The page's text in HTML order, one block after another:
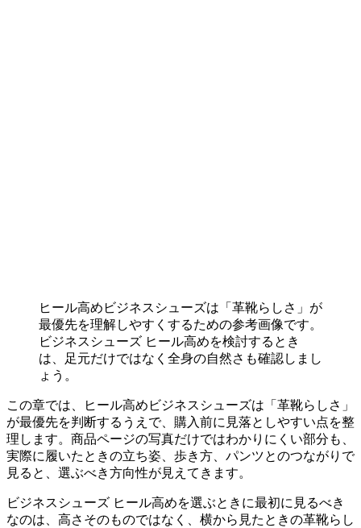
ヒール高めビジネスシューズは「革靴らしさ」が
最優先を理解しやすくするための参考画像です。
ビジネスシューズ ヒール高めを検討するとき
は、足元だけではなく全身の自然さも確認しまし
ょう。
この章では、ヒール高めビジネスシューズは「革靴らしさ」
が最優先を判断するうえで、購入前に見落としやすい点を整
理します。商品ページの写真だけではわかりにくい部分も、
実際に履いたときの立ち姿、歩き方、パンツとのつながりで
見ると、選ぶべき方向性が見えてきます。
ビジネスシューズ ヒール高めを選ぶときに最初に見るべき
なのは、高さそのものではなく、横から見たときの革靴らし